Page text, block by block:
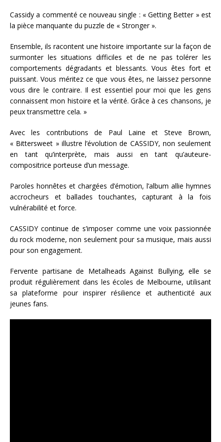
Cassidy a commenté ce nouveau single : « Getting Better » est
la pièce manquante du puzzle de « Stronger ».
Ensemble, ils racontent une histoire importante sur la façon de
surmonter les situations difficiles et de ne pas tolérer les
comportements dégradants et blessants. Vous êtes fort et
puissant. Vous méritez ce que vous êtes, ne laissez personne
vous dire le contraire. Il est essentiel pour moi que les gens
connaissent mon histoire et la vérité. Grâce à ces chansons, je
peux transmettre cela. »
Avec les contributions de Paul Laine et Steve Brown,
« Bittersweet » illustre l’évolution de CASSIDY, non seulement
en tant qu’interprète, mais aussi en tant qu’auteure-
compositrice porteuse d’un message.
Paroles honnêtes et chargées d’émotion, l’album allie hymnes
accrocheurs et ballades touchantes, capturant à la fois
vulnérabilité et force.
CASSIDY continue de s’imposer comme une voix passionnée
du rock moderne, non seulement pour sa musique, mais aussi
pour son engagement.
Fervente partisane de Metalheads Against Bullying, elle se
produit régulièrement dans les écoles de Melbourne, utilisant
sa plateforme pour inspirer résilience et authenticité aux
jeunes fans.